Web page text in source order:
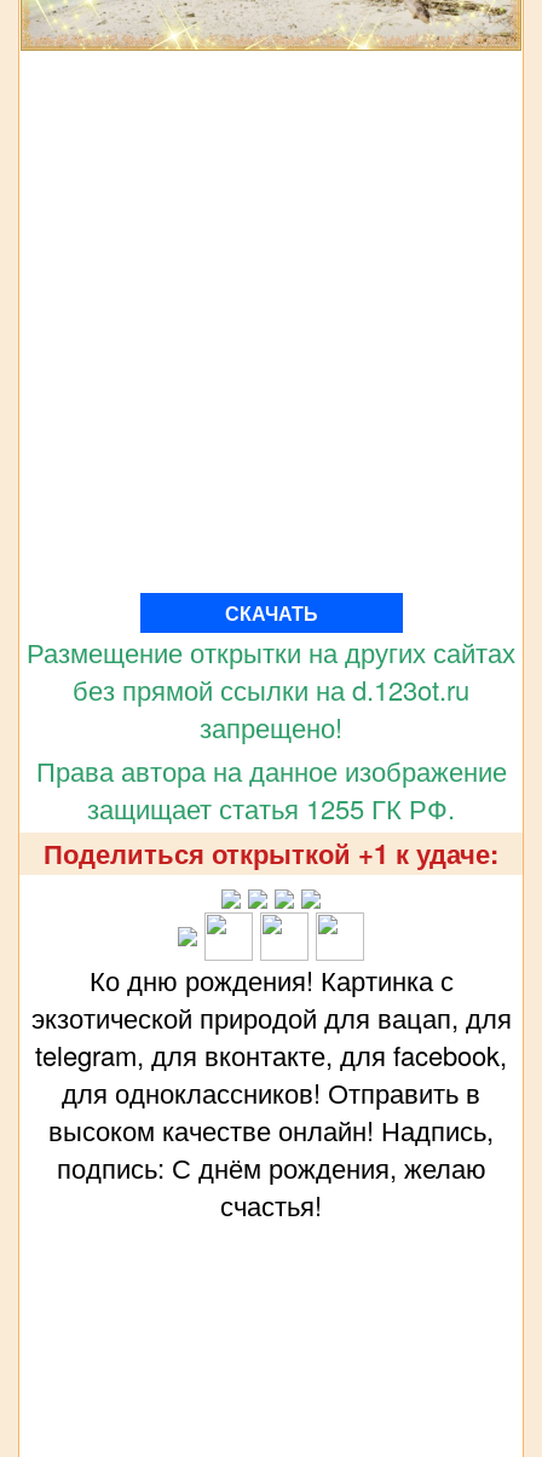
СКАЧАТЬ
Размещение открытки на других сайтах
без прямой ссылки на d.123ot.ru
запрещено!
Права автора на данное изображение
защищает статья 1255 ГК РФ.
Поделиться открыткой +1 к удаче:
Ко дню рождения! Картинка с
экзотической природой для вацап, для
telegram, для вконтакте, для facebook,
для одноклассников! Отправить в
высоком качестве онлайн! Надпись,
подпись: С днём рождения, желаю
счастья!